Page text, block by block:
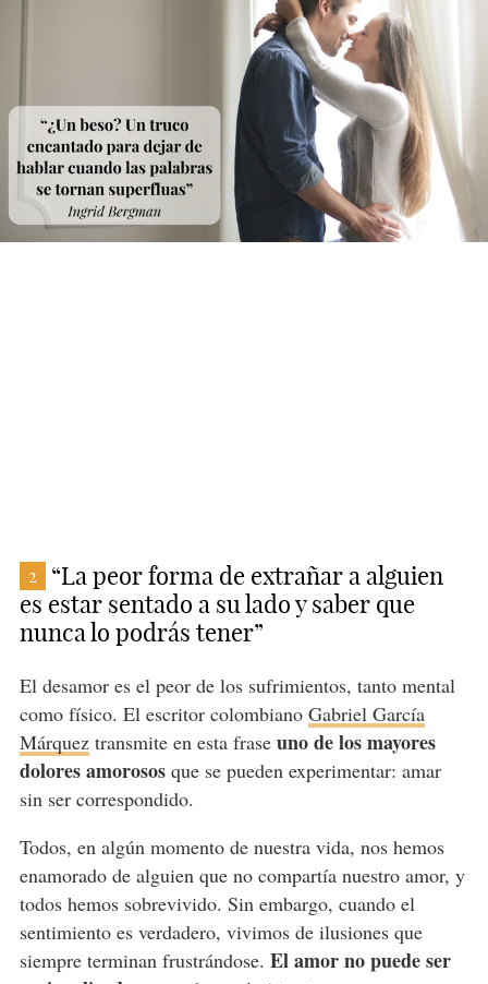
2
“La peor forma de extrañar a alguien
es estar sentado a su lado y saber que
nunca lo podrás tener”
El desamor es el peor de los sufrimientos, tanto mental
como físico. El escritor colombiano Gabriel García
Márqueztransmite en esta frase uno de los mayores
dolores amorososque se pueden experimentar: amar
sin ser correspondido.
Todos, en algún momento de nuestra vida, nos hemos
enamorado de alguien que no compartía nuestro amor, y
todos hemos sobrevivido. Sin embargo, cuando el
sentimiento es verdadero, vivimos de ilusiones que
siempre terminan frustrándose. El amor no puede ser